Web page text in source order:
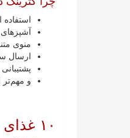
استفاده
منوی
ارسال
و مهم‌تر از همه: ۱۰٪ تخفیف
۱۰ غذای خانگی محبوب مشهدی که در کترینگ دورچین سرو می‌شود